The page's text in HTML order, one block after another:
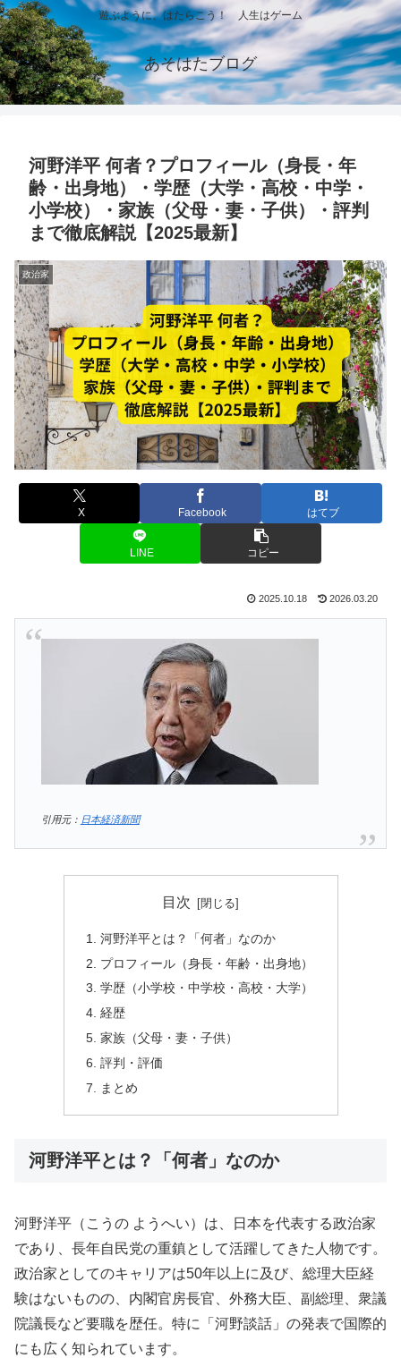
遊ぶように、はたらこう！ 人生はゲーム
あそはたブログ
河野洋平 何者？プロフィール（身長・年
齢・出身地）・学歴（大学・高校・中学・
小学校）・家族（父母・妻・子供）・評判
まで徹底解説【2025最新】
政治家
X Facebook はてブ
LINE コピー
2025.10.18 2026.03.20
引用元： 日本経済新聞
目次
河野洋平とは？「何者」なのか
プロフィール（身長・年齢・出身地）
学歴（小学校・中学校・高校・大学）
経歴
家族（父母・妻・子供）
評判・評価
まとめ
河野洋平とは？「何者」なのか
河野洋平（こうの ようへい）は、日本を代表する政治家
であり、長年自民党の重鎮として活躍してきた人物です。
政治家としてのキャリアは50年以上に及び、総理大臣経
験はないものの、内閣官房長官、外務大臣、副総理、衆議
院議長など要職を歴任。特に「河野談話」の発表で国際的
にも広く知られています。